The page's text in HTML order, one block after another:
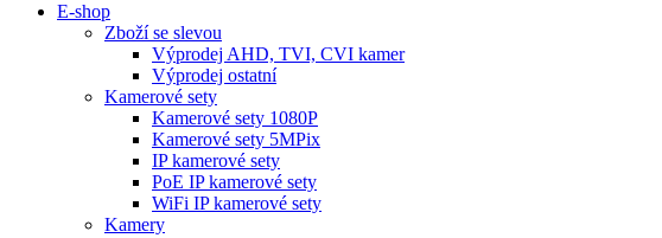
E-shop
Zboží se slevou
Výprodej AHD, TVI, CVI kamer
Výprodej ostatní
Kamerové sety
Kamerové sety 1080P
Kamerové sety 5MPix
IP kamerové sety
PoE IP kamerové sety
WiFi IP kamerové sety
Kamery